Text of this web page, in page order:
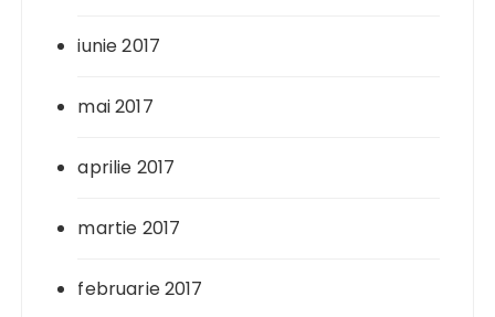
iunie 2017
mai 2017
aprilie 2017
martie 2017
februarie 2017